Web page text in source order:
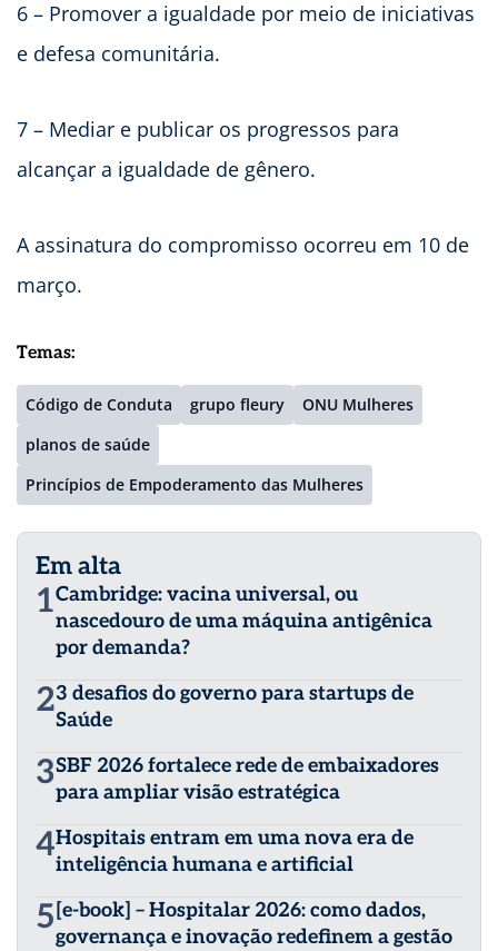
6 – Promover a igualdade por meio de iniciativas
e defesa comunitária.
7 – Mediar e publicar os progressos para
alcançar a igualdade de gênero.
A assinatura do compromisso ocorreu em 10 de
março.
Temas:
Código de Conduta grupo fleury
ONU Mulheres
planos de saúde
Princípios de Empoderamento das Mulheres
Em alta
1Cambridge: vacina universal, ou
nascedouro de uma máquina antigênica
por demanda?
23 desafios do governo para startups de
Saúde
3SBF 2026 fortalece rede de embaixadores
para ampliar visão estratégica
4Hospitais entram em uma nova era de
inteligência humana e artificial
5 [e-book] – Hospitalar 2026: como dados,
governança e inovação redefinem a gestão